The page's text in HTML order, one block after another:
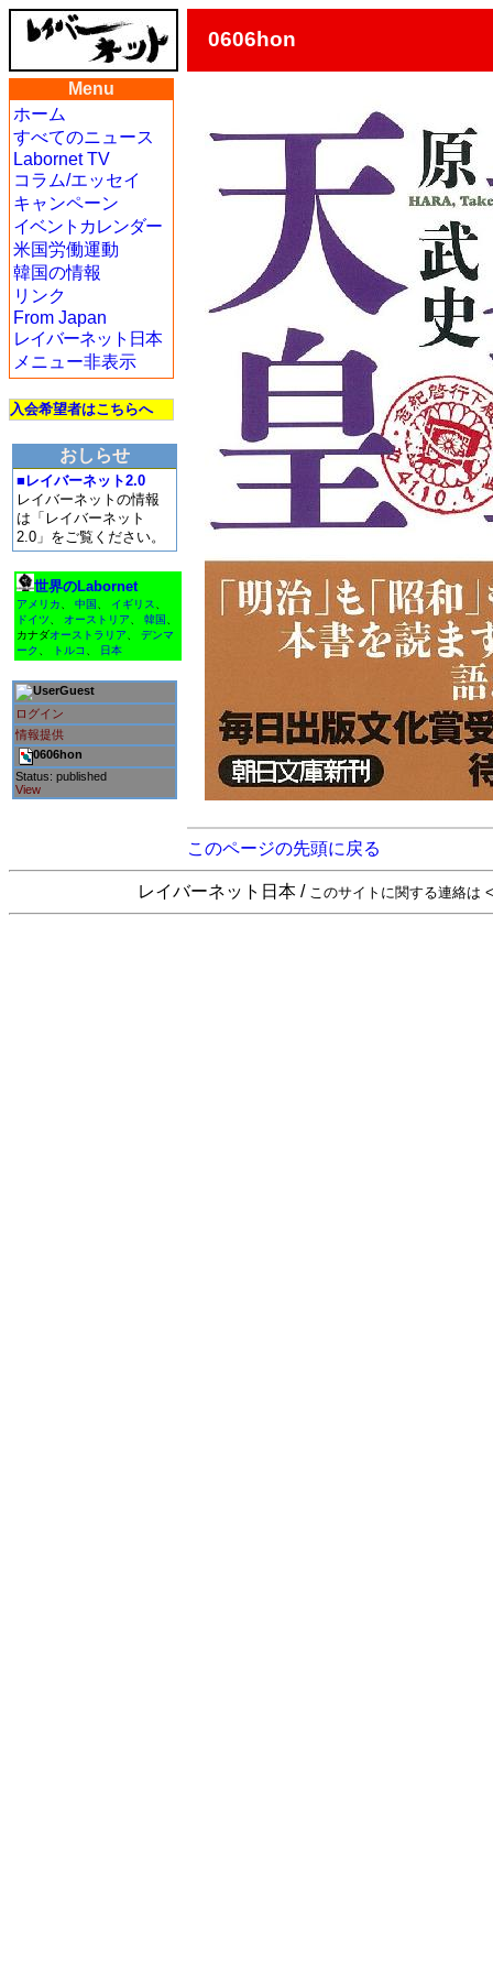
0606hon
Menu
ホーム
すべてのニュース
Labornet TV
コラム/エッセイ
キャンペーン
イベントカレンダー
米国労働運動
韓国の情報
リンク
From Japan
レイバーネット日本
メニュー非表示
入会希望者はこちらへ
おしらせ
■レイバーネット2.0
レイバーネットの情報
は「レイバーネット
2.0」をご覧ください。
世界のLabornet
アメリカ 中国 イギリス
ドイツ
オーストリア 韓国
カナダオーストラリア
デンマ
ーク
トルコ 日本
Guest
ログイン
情報提供
0606hon
Status: published
View
このページの先頭に戻る
レイバーネット日本 / このサイトに関する連絡は